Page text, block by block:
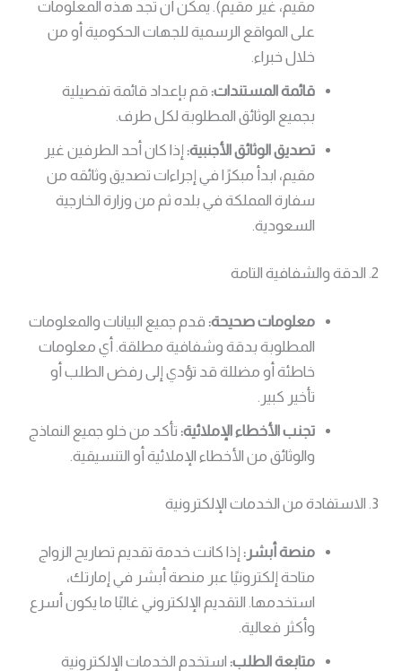
مقيم، غير مقيم). يمكن أن تجد هذه المعلومات
على المواقع الرسمية للجهات الحكومية أو من
خلال خبراء.
قائمة المستندات: قم بإعداد قائمة تفصيلية
بجميع الوثائق المطلوبة لكل طرف.
تصديق الوثائق الأجنبية: إذا كان أحد الطرفين غير
مقيم، ابدأ مبكرًا في إجراءات تصديق وثائقه من
سفارة المملكة في بلده ثم من وزارة الخارجية
السعودية.
2. الدقة والشفافية التامة
معلومات صحيحة: قدم جميع البيانات والمعلومات
المطلوبة بدقة وشفافية مطلقة. أي معلومات
خاطئة أو مضللة قد تؤدي إلى رفض الطلب أو
تأخير كبير.
تجنب الأخطاء الإملائية: تأكد من خلو جميع النماذج
والوثائق من الأخطاء الإملائية أو التنسيقية.
3. الاستفادة من الخدمات الإلكترونية
منصة أبشر: إذا كانت خدمة تقديم تصاريح الزواج
متاحة إلكترونيًا عبر منصة أبشر في إمارتك،
استخدمها. التقديم الإلكتروني غالبًا ما يكون أسرع
وأكثر فعالية.
متابعة الطلب: استخدم الخدمات الإلكترونية